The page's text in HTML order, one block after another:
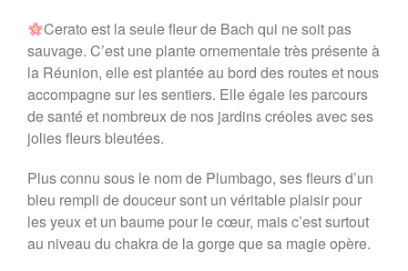
Cerato est la seule fleur de Bach qui ne soit pas
sauvage. C’est une plante ornementale très présente à
la Réunion, elle est plantée au bord des routes et nous
accompagne sur les sentiers. Elle égaie les parcours
de santé et nombreux de nos jardins créoles avec ses
jolies fleurs bleutées.
Plus connu sous le nom de Plumbago, ses fleurs d’un
bleu rempli de douceur sont un véritable plaisir pour
les yeux et un baume pour le cœur, mais c’est surtout
au niveau du chakra de la gorge que sa magie opère.